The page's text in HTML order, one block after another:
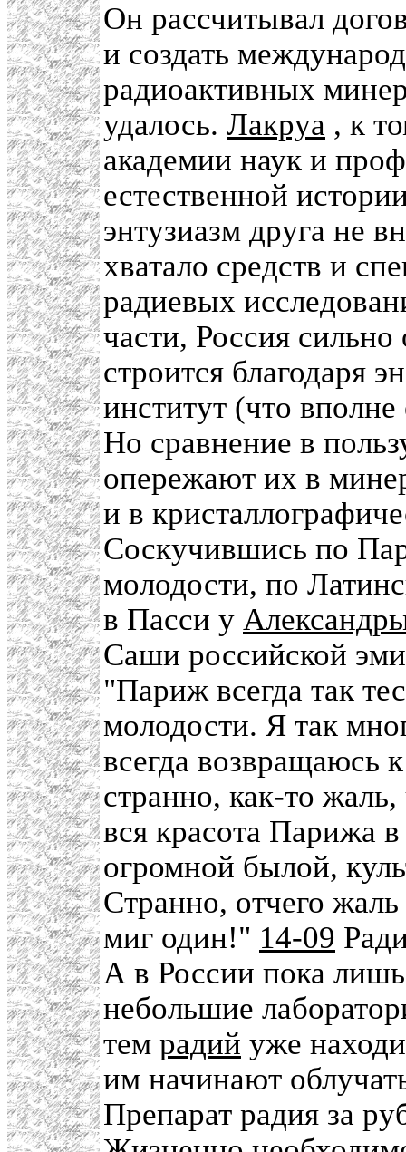
Он рассчитывал
и создать
радиоактивных
удалось. Лакруа , к
академии наук и
естественной
энтузиазм друга не
хватало средств и
радиевых
части, Россия
строится благодаря
институт (что
Но сравнение в
опережают их в
и в
Соскучившись по
молодости, по
в Пасси у
Саши российской
"Париж всегда так
молодости. Я так
всегда возвращаюсь
странно, как-то
вся красота Парижа
огромной былой,
Странно, отчего
миг один!" 14-09
А в России пока
небольшие
тем радий уже
им начинают
Препарат радия за